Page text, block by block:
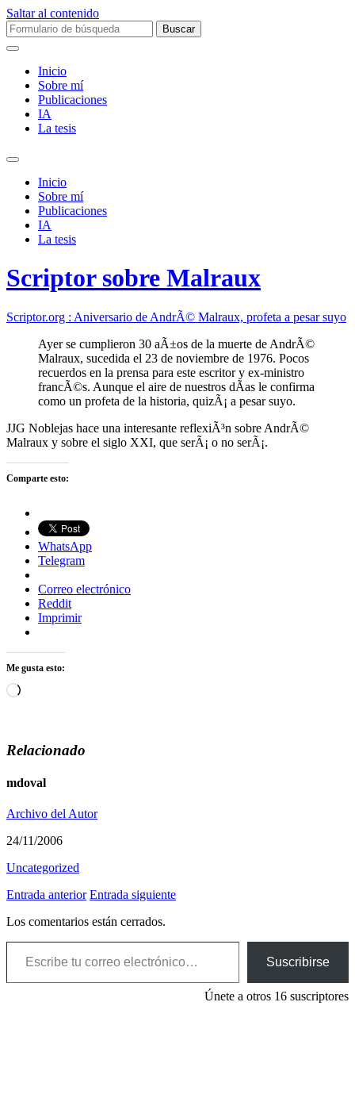
Saltar al contenido
Buscar:
Inicio
Sobre mí­
Publicaciones
IA
La tesis
Alternar
campo
búsqueda
Inicio
Sobre mí­
Publicaciones
IA
La tesis
Scriptor sobre Malraux
Scriptor.org : Aniversario de AndrÃ© Malraux, profeta a pesar suyo
Ayer se cumplieron 30 aÃ±os de la muerte de AndrÃ©
Malraux, sucedida el 23 de noviembre de 1976. Pocos
recuerdos en la prensa para este escritor y ex-ministro
francÃ©s. Aunque el aire de nuestros dÃ­as le confirma
como un profeta de la historia, quizÃ¡ a pesar suyo.
JJG Noblejas hace una interesante reflexiÃ³n sobre AndrÃ©
Malraux y sobre el siglo XXI, que serÃ¡ o no serÃ¡.
Comparte esto:
WhatsApp
Telegram
Correo electrónico
Reddit
Imprimir
Me gusta esto:
Cargando...
Relacionado
mdoval
Archivo del Autor
24/11/2006
Uncategorized
Entrada anterior Entrada siguiente
Los comentarios están cerrados.
Escribe tu correo electrónico…
Suscribirse
Únete a otros 16 suscriptores